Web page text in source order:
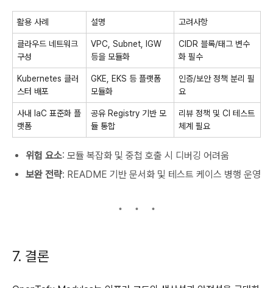
활용 사례 설명 고려사항
클라우드 네트워크
구성
VPC, Subnet, IGW
등을 모듈화
CIDR 블록/태그 변수
화 필수
Kubernetes 클러
스터 배포
GKE, EKS 등 플랫폼
모듈화
인증/보안 정책 분리 필
요
사내 IaC 표준화 플
랫폼
공유 Registry 기반 모
듈 통합
리뷰 정책 및 CI 테스트
체계 필요
위험 요소: 모듈 복잡화 및 중첩 호출 시 디버깅 어려움
보완 전략: README 기반 문서화 및 테스트 케이스 병행 운영
7. 결론